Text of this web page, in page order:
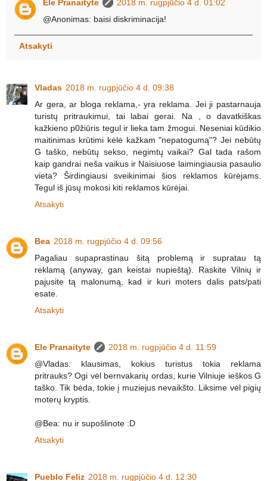
Ele Pranaityte
2018 m. rugpjūčio 4 d. 01:02
@Anonimas: baisi diskriminacija!
Atsakyti
Vladas 2018 m. rugpjūčio 4 d. 09:38
Ar gera, ar bloga reklama,- yra reklama. Jei ji pastarnauja
turistų pritraukimui, tai labai gerai. Na , o davatkiškas
kažkieno p0žiūris tegul ir lieka tam žmogui. Neseniai kūdikio
maitinimas krūtimi kėlė kažkam "nepatogumą"? Jei nebūtų
G taško, nebūtų sekso, negimtų vaikai? Gal tada rašom
kaip gandrai neša vaikus ir Naisiuose laimingiausia pasaulio
vieta? Širdingiausi sveikinimai šios reklamos kūrėjams.
Tegul iš jūsų mokosi kiti reklamos kūrėjai.
Atsakyti
Bea 2018 m. rugpjūčio 4 d. 09:56
Pagaliau supaprastinau šitą problemą ir supratau tą
reklamą (anyway, gan keistai nupieštą). Raskite Vilnių ir
pajusite tą malonumą, kad ir kuri moters dalis pats/pati
esate.
Atsakyti
Ele Pranaityte
2018 m. rugpjūčio 4 d. 11:59
@Vladas: klausimas, kokius turistus tokia reklama
pritrauks? Ogi vėl bernvakarių ordas, kurie Vilniuje ieškos G
taško. Tik bėda, tokie į muziejus nevaikšto. Liksime vėl pigių
moterų kryptis.
@Bea: nu ir supošlinote :D
Atsakyti
Pueblo Feliz 2018 m. rugpjūčio 4 d. 12:30